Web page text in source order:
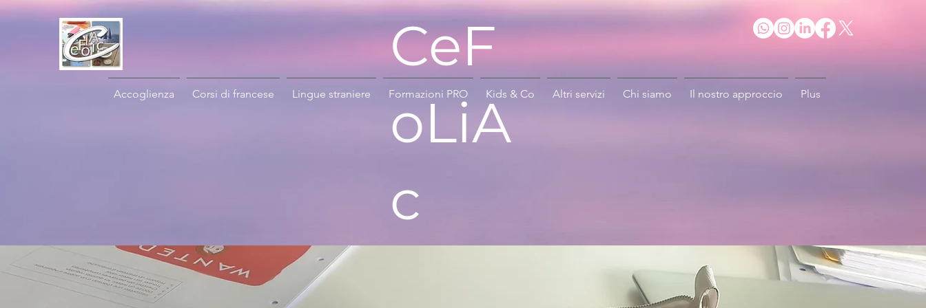
CeF
oLiA
c
Accoglienza Corsi di francese Lingue straniere Formazioni PRO Kids & Co Altri servizi Chi siamo Il nostro approccio Plus